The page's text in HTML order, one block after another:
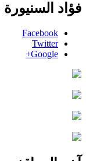
فؤاد
Facebook
Twitter
Google+